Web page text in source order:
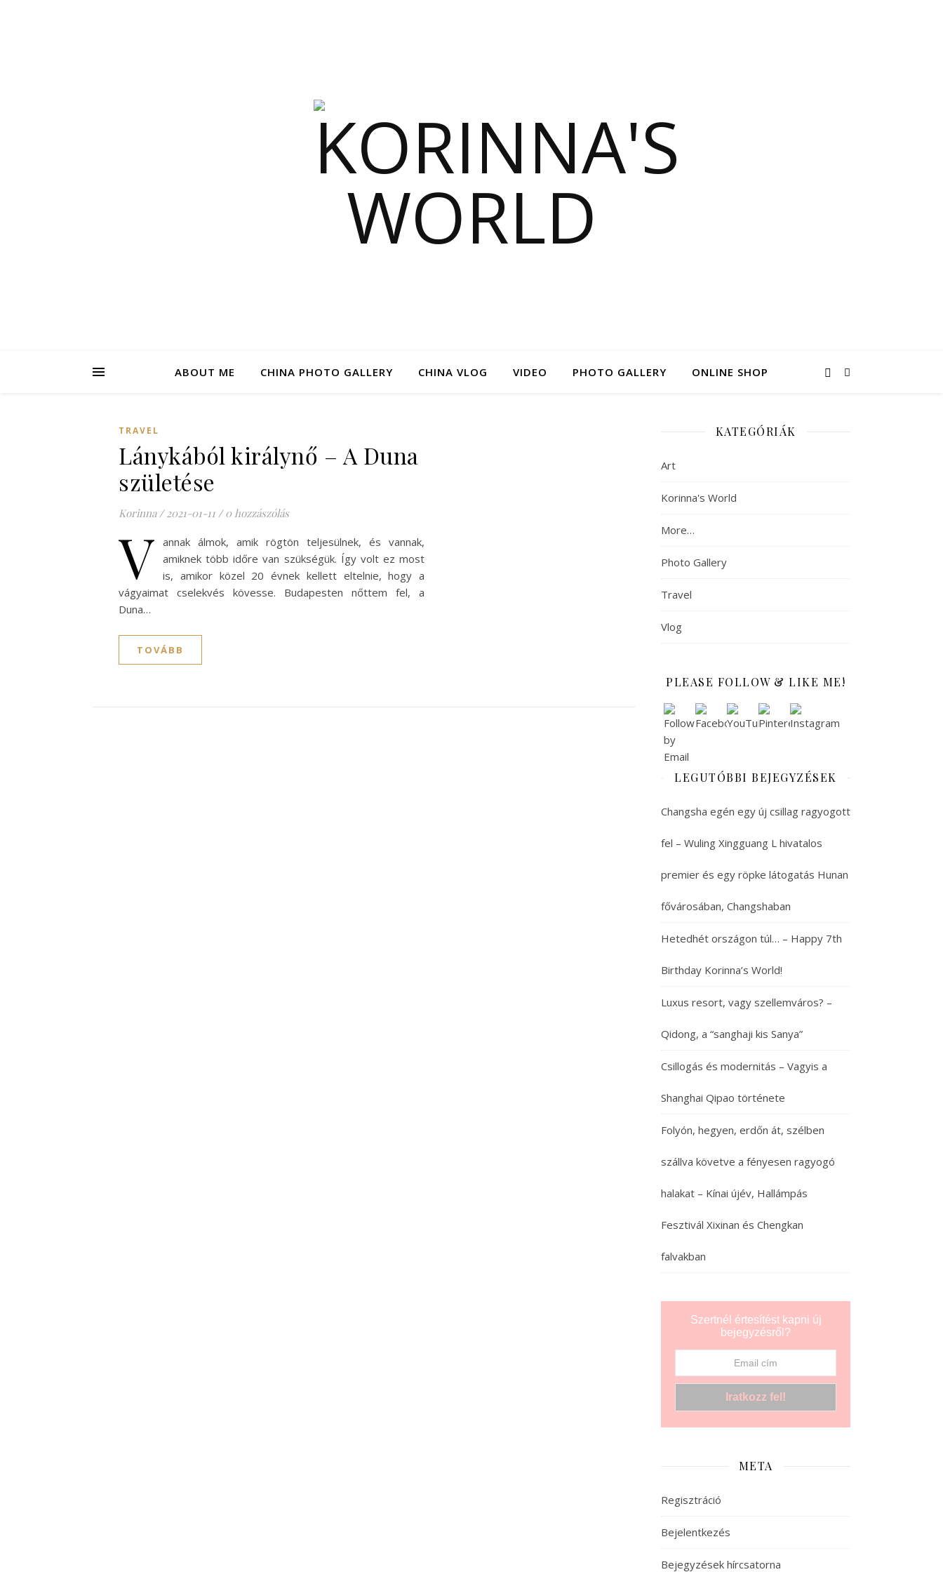
ABOUT ME CHINA PHOTO GALLERY CHINA VLOG VIDEO PHOTO GALLERY ONLINE SHOP
TRAVEL
Lánykából királynő – A Duna
születése
Korinna / 2021-01-11 / 0 hozzászólás
V annak álmok, amik rögtön teljesülnek, és vannak,
amiknek több időre van szükségük. Így volt ez most
is, amikor közel 20 évnek kellett eltelnie, hogy a
vágyaimat cselekvés kövesse. Budapesten nőttem fel, a
Duna…
TOVÁBB
KATEGÓRIÁK
Art
Korinna's World
More…
Photo Gallery
Travel
Vlog
PLEASE FOLLOW & LIKE ME!
LEGUTÓBBI BEJEGYZÉSEK
Changsha egén egy új csillag ragyogott
fel – Wuling Xingguang L hivatalos
premier és egy röpke látogatás Hunan
fővárosában, Changshaban
Hetedhét országon túl… – Happy 7th
Birthday Korinna’s World!
Luxus resort, vagy szellemváros? –
Qidong, a “sanghaji kis Sanya”
Csillogás és modernitás – Vagyis a
Shanghai Qipao története
Folyón, hegyen, erdőn át, szélben
szállva követve a fényesen ragyogó
halakat – Kínai újév, Hallámpás
Fesztivál Xixinan és Chengkan
falvakban
Szertnél értesítést kapni új
bejegyzésről?
META
Regisztráció
Bejelentkezés
Bejegyzések hírcsatorna